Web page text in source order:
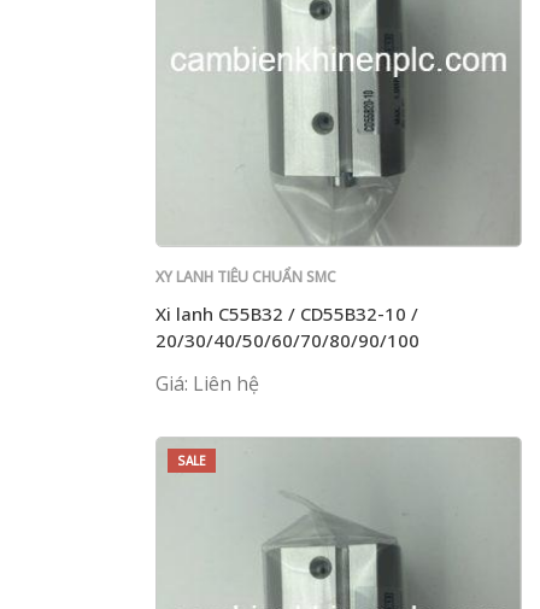
XY LANH TIÊU CHUẨN SMC
Xi lanh C55B32 / CD55B32-10 /
20/30/40/50/60/70/80/90/100
Giá: Liên hệ
SALE